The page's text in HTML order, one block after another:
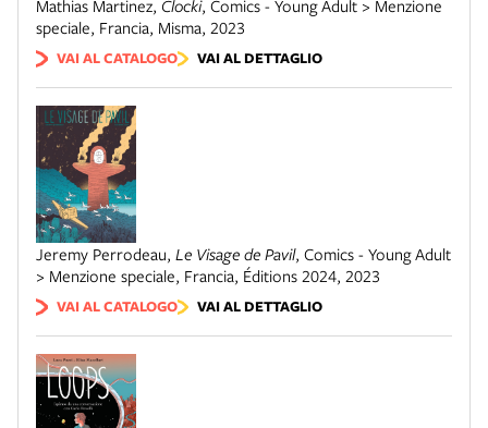
Mathias Martinez, Clocki, Comics - Young Adult > Menzione
speciale, Francia, Misma, 2023
VAI AL CATALOGO VAI AL DETTAGLIO
Jeremy Perrodeau, Le Visage de Pavil, Comics - Young Adult
> Menzione speciale, Francia, Éditions 2024, 2023
VAI AL CATALOGO VAI AL DETTAGLIO